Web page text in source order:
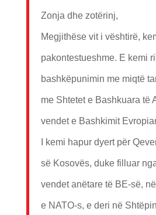
Zonja dhe zotërinj,
Megjithëse vit i vështirë,
pakontestueshme. E kemi
bashkëpunimin me miqtë
me Shtetet e Bashkuara të
vendet e Bashkimit
I kemi hapur dyert për
së Kosovës, duke filluar
vendet anëtare të BE-së,
e NATO-s, e deri në